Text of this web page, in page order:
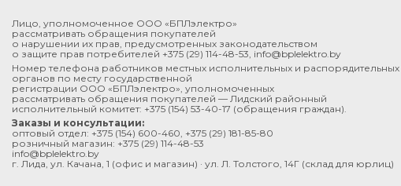
Лицо, уполномоченное ООО «БПЛэлектро»
рассматривать обращения покупателей
о нарушении их прав, предусмотренных законодательством
о защите прав потребителей +375 (29) 114-48-53 info@bplelektro.by
Номер телефона работников местных исполнительных и распорядительных
органов по месту государственной
регистрации ООО «БПЛэлектро», уполномоченных
рассматривать обращения покупателей — Лидский районный
исполнительный комитет: +375 (154) 53-40-17 (обращения граждан).
Заказы и консультации:
оптовый отдел: +375 (154) 600-460 +375 (29) 181-85-80
розничный магазин: +375 (29) 114-48-53
info@bplelektro.by
г. Лида, ул. Качана, 1 (офис и магазин) · ул. Л. Толстого, 14Г (склад для юрлиц)